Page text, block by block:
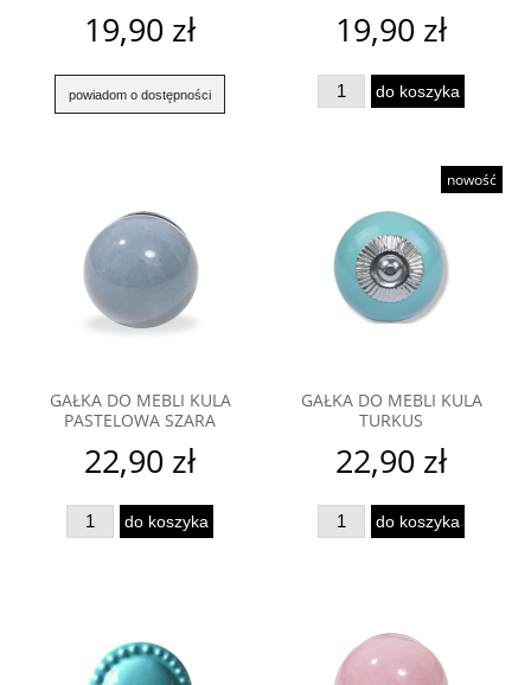
19,90 zł
powiadom o dostępności
19,90 zł
do koszyka
GAŁKA DO MEBLI KULA
PASTELOWA SZARA
22,90 zł
do koszyka
GAŁKA DO MEBLI KULA
TURKUS
22,90 zł
do koszyka
nowość